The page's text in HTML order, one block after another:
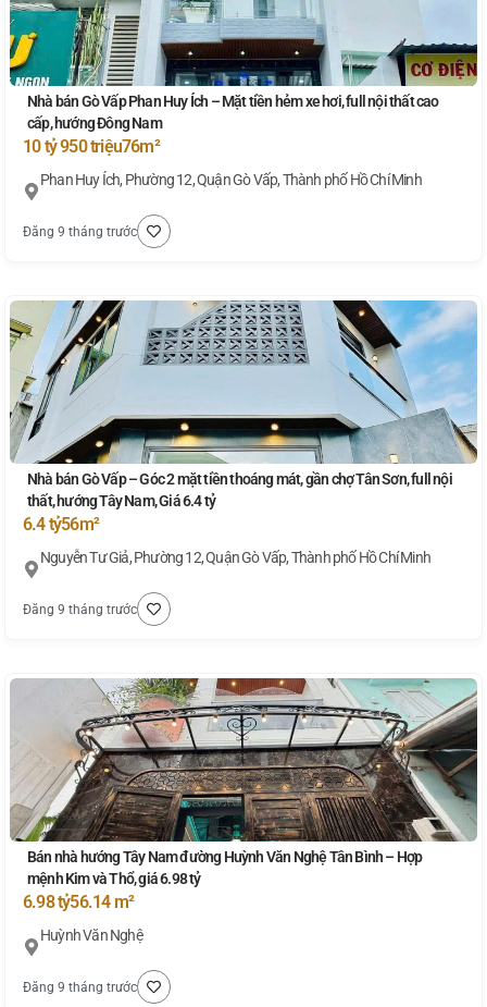
Nhà bán Gò Vấp Phan Huy Ích – Mặt tiền hẻm xe hơi, full nội thất cao
cấp, hướng Đông Nam
10 tỷ 950 triệu76m²
Phan Huy Ích, Phường 12, Quận Gò Vấp, Thành phố Hồ Chí Minh
Đăng 9 tháng trước
Nhà bán Gò Vấp – Góc 2 mặt tiền thoáng mát, gần chợ Tân Sơn, full nội
thất, hướng Tây Nam, Giá 6.4 tỷ
6.4 tỷ56m²
Nguyễn Tư Giả, Phường 12, Quận Gò Vấp, Thành phố Hồ Chí Minh
Đăng 9 tháng trước
Bán nhà hướng Tây Nam đường Huỳnh Văn Nghệ Tân Bình – Hợp
mệnh Kim và Thổ, giá 6.98 tỷ
6.98 tỷ56.14 m²
Huỳnh Văn Nghệ
Đăng 9 tháng trước